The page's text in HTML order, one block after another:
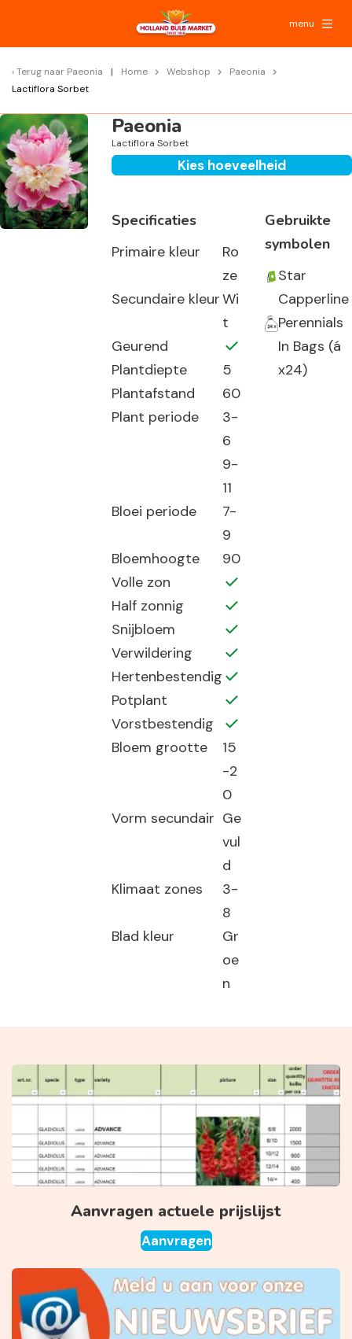
menu
Terug naar Paeonia Home Webshop
Paeonia
Lactiflora Sorbet
Paeonia
Lactiflora Sorbet
Kies hoeveelheid
Specificaties
Primaire kleur
Ro
ze
Secundaire kleurWi
t
Geurend
Plantdiepte
5
Plantafstand
60
Plant periode
3-
6
9-
11
Bloei periode
7-
9
Bloemhoogte
90
Volle zon
Half zonnig
Snijbloem
Verwildering
Hertenbestendig
Potplant
Vorstbestendig
Bloem grootte
15
-2
0
Vorm secundair Ge
vul
d
Klimaat zones
3-
8
Blad kleur
Gr
oe
n
Gebruikte
symbolen
Star
Capperline
Perennials
In Bags (á
x24)
Aanvragen actuele prijslijst
Aanvragen